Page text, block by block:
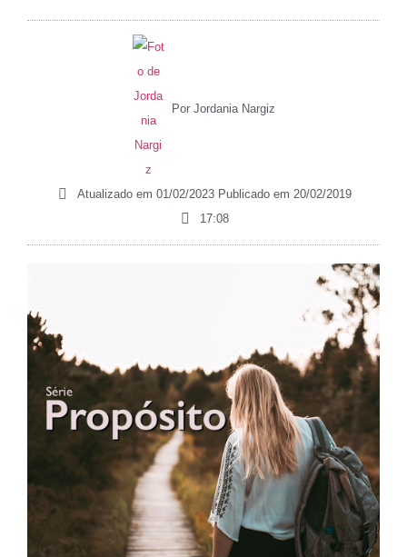
PorJordania Nargiz
Atualizado em 01/02/2023 Publicado em 20/02/2019
17:08